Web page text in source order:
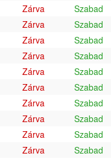
Zárva
Szabad
Zárva
Szabad
Zárva
Szabad
Zárva
Szabad
Zárva
Szabad
Zárva
Szabad
Zárva
Szabad
Zárva
Szabad
Zárva
Szabad
Zárva
Szabad